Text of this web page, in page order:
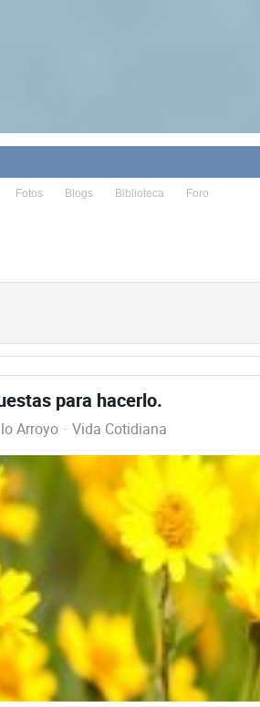
Fotos Blogs Biblioteca Foro
para hacerlo.
Arroyo Vida Cotidiana